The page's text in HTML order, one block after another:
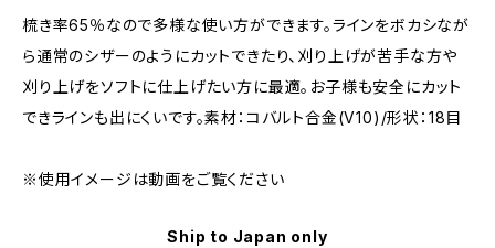
梳き率65％なので多様な使い方ができます。ラインをボカシなが
ら通常のシザーのようにカットできたり、刈り上げが苦手な方や
刈り上げをソフトに仕上げたい方に最適。お子様も安全にカット
できラインも出にくいです。素材：コバルト合金(V10)/形状：18目
※使用イメージは動画をご覧ください
Ship to Japan only